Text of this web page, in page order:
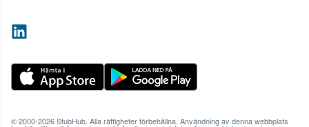
© 2000-2026 StubHub. Alla rättigheter förbehållna. Användning av denna webbplats